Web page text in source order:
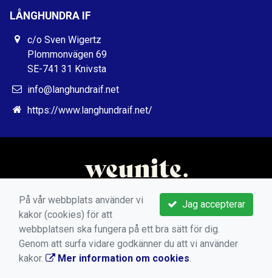
LÅNGHUNDRA IF
c/o Sven Wigertz
Plommonvägen 69
SE-741 31 Knivsta
info@langhundraif.net
https://www.langhundraif.net/
Jag accepterar
På vår webbplats använder vi
kakor (cookies) för att
webbplatsen ska fungera på ett bra sätt för dig.
Genom att surfa vidare godkänner du att vi använder
kakor.
Mer information om cookies.